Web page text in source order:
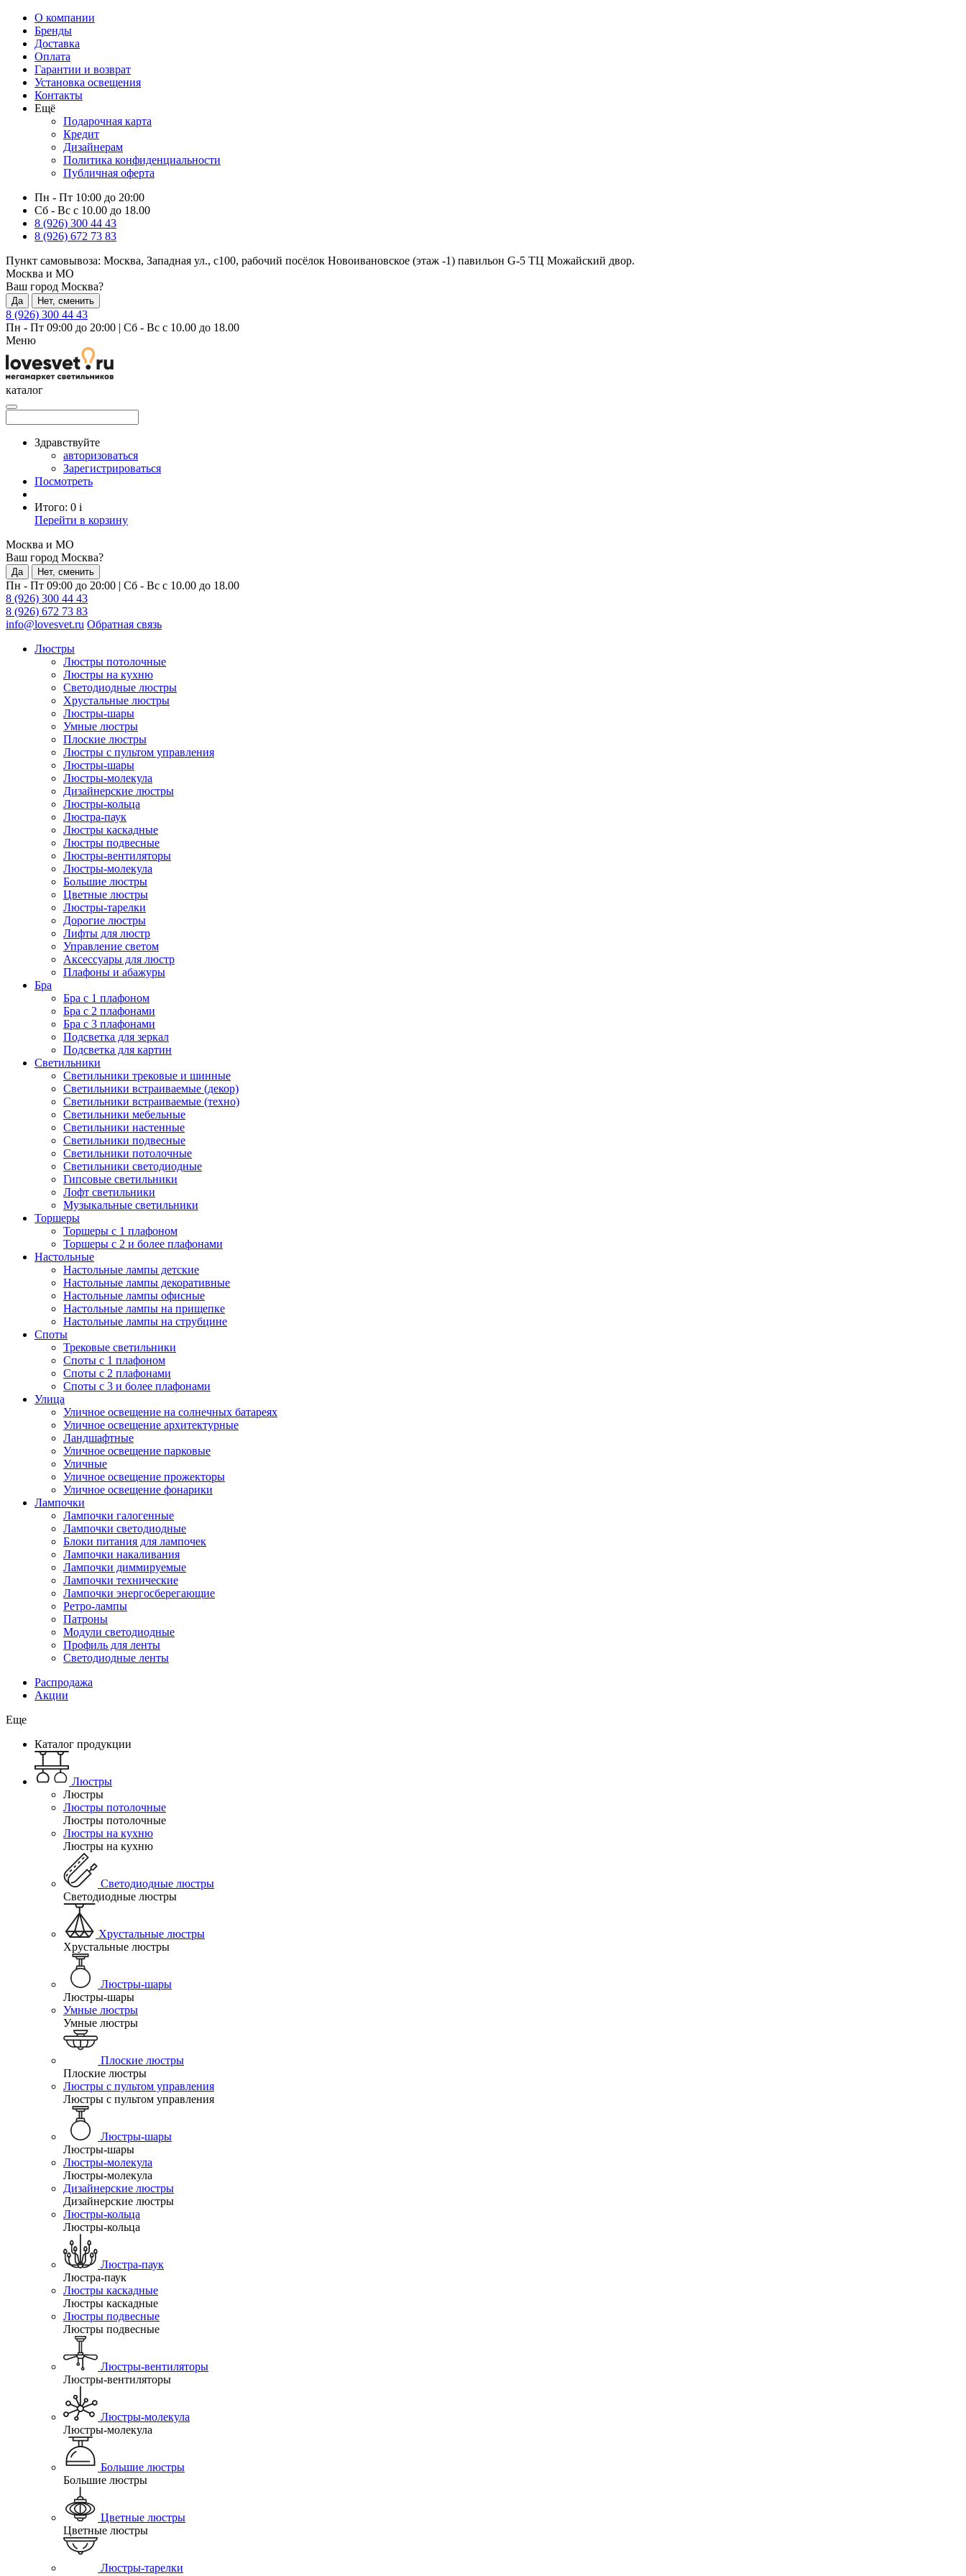
О компании
Бренды
Доставка
Оплата
Гарантии и возврат
Установка освещения
Контакты
Ещё
Подарочная карта
Кредит
Дизайнерам
Политика конфиденциальности
Публичная оферта
Пн - Пт 10:00 до 20:00
Сб - Вс с 10.00 до 18.00
8 (926) 300 44 43
8 (926) 672 73 83
Пункт самовывоза: Москва, Западная ул., с100, рабочий посёлок Новоивановское (этаж -1) павильон G-5 ТЦ Можайский двор.
Москва и МО
Ваш город Москва?
Да Нет, сменить
8 (926) 300 44 43
Пн - Пт 09:00 до 20:00 | Сб - Вс с 10.00 до 18.00
Меню
каталог
Здравствуйте
авторизоваться
Зарегистрироваться
Посмотреть
Итого: 0 i
Перейти в корзину
Москва и МО
Ваш город Москва?
Да Нет, сменить
Пн - Пт 09:00 до 20:00 | Сб - Вс с 10.00 до 18.00
8 (926) 300 44 43
8 (926) 672 73 83
info@lovesvet.ru Обратная связь
Люстры
Люстры потолочные
Люстры на кухню
Светодиодные люстры
Хрустальные люстры
Люстры-шары
Умные люстры
Плоские люстры
Люстры с пультом управления
Люстры-шары
Люстры-молекула
Дизайнерские люстры
Люстры-кольца
Люстра-паук
Люстры каскадные
Люстры подвесные
Люстры-вентиляторы
Люстры-молекула
Большие люстры
Цветные люстры
Люстры-тарелки
Дорогие люстры
Лифты для люстр
Управление светом
Аксессуары для люстр
Плафоны и абажуры
Бра
Бра с 1 плафоном
Бра с 2 плафонами
Бра с 3 плафонами
Подсветка для зеркал
Подсветка для картин
Светильники
Светильники трековые и шинные
Светильники встраиваемые (декор)
Светильники встраиваемые (техно)
Светильники мебельные
Светильники настенные
Светильники подвесные
Светильники потолочные
Светильники светодиодные
Гипсовые светильники
Лофт светильники
Музыкальные светильники
Торшеры
Торшеры с 1 плафоном
Торшеры с 2 и более плафонами
Настольные
Настольные лампы детские
Настольные лампы декоративные
Настольные лампы офисные
Настольные лампы на прищепке
Настольные лампы на струбцине
Споты
Трековые светильники
Споты с 1 плафоном
Споты с 2 плафонами
Споты с 3 и более плафонами
Улица
Уличное освещение на солнечных батареях
Уличное освещение архитектурные
Ландшафтные
Уличное освещение парковые
Уличные
Уличное освещение прожекторы
Уличное освещение фонарики
Лампочки
Лампочки галогенные
Лампочки светодиодные
Блоки питания для лампочек
Лампочки накаливания
Лампочки диммируемые
Лампочки технические
Лампочки энергосберегающие
Ретро-лампы
Патроны
Модули светодиодные
Профиль для ленты
Светодиодные ленты
Распродажа
Акции
Еще
Каталог продукции
Люстры
Люстры
Люстры потолочные
Люстры потолочные
Люстры на кухню
Люстры на кухню
Светодиодные люстры
Светодиодные люстры
Хрустальные люстры
Хрустальные люстры
Люстры-шары
Люстры-шары
Умные люстры
Умные люстры
Плоские люстры
Плоские люстры
Люстры с пультом управления
Люстры с пультом управления
Люстры-шары
Люстры-шары
Люстры-молекула
Люстры-молекула
Дизайнерские люстры
Дизайнерские люстры
Люстры-кольца
Люстры-кольца
Люстра-паук
Люстра-паук
Люстры каскадные
Люстры каскадные
Люстры подвесные
Люстры подвесные
Люстры-вентиляторы
Люстры-вентиляторы
Люстры-молекула
Люстры-молекула
Большие люстры
Большие люстры
Цветные люстры
Цветные люстры
Люстры-тарелки